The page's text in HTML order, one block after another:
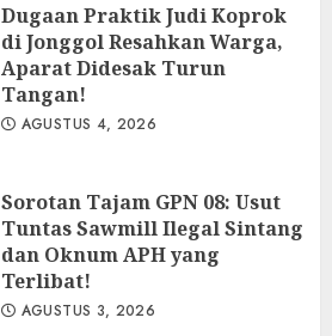
Dugaan Praktik Judi Koprok
di Jonggol Resahkan Warga,
Aparat Didesak Turun
Tangan!
AGUSTUS 4, 2026
‎Sorotan Tajam GPN 08: Usut
Tuntas Sawmill Ilegal Sintang
dan Oknum APH yang
Terlibat!
AGUSTUS 3, 2026